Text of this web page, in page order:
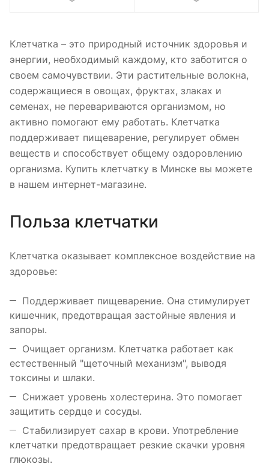
Клетчатка – это природный источник здоровья и
энергии, необходимый каждому, кто заботится о
своем самочувствии. Эти растительные волокна,
содержащиеся в овощах, фруктах, злаках и
семенах, не перевариваются организмом, но
активно помогают ему работать. Клетчатка
поддерживает пищеварение, регулирует обмен
веществ и способствует общему оздоровлению
организма. Купить клетчатку в Минске вы можете
в нашем интернет-магазине.
Польза клетчатки
Клетчатка оказывает комплексное воздействие на
здоровье:
Поддерживает пищеварение. Она стимулирует
кишечник, предотвращая застойные явления и
запоры.
Очищает организм. Клетчатка работает как
естественный "щеточный механизм", выводя
токсины и шлаки.
Снижает уровень холестерина. Это помогает
защитить сердце и сосуды.
Стабилизирует сахар в крови. Употребление
клетчатки предотвращает резкие скачки уровня
глюкозы.